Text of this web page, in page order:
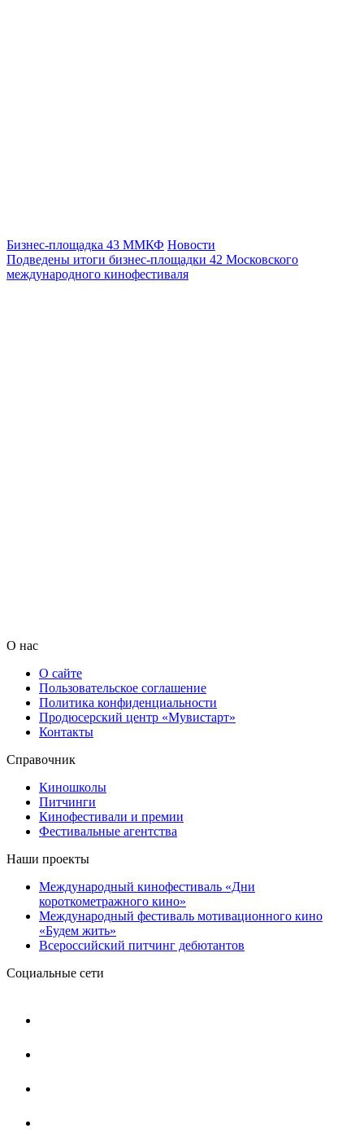
Бизнес-площадка 43 ММКФ Новости
Подведены итоги бизнес-площадки 42 Московского
международного кинофестиваля
О нас
О сайте
Пользовательское соглашение
Политика конфиденциальности
Продюсерский центр «Мувистарт»
Контакты
Справочник
Киношколы
Питчинги
Кинофестивали и премии
Фестивальные агентства
Наши проекты
Международный кинофестиваль «Дни
короткометражного кино»
Международный фестиваль мотивационного кино
«Будем жить»
Всероссийский питчинг дебютантов
Социальные сети